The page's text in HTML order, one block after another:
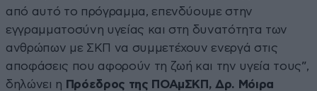
από αυτό το πρόγραμμα, επενδύουμε στην
εγγραμματοσύνη υγείας και στη δυνατότητα των
ανθρώπων με ΣΚΠ να συμμετέχουν ενεργά στις
αποφάσεις που αφορούν τη ζωή και την υγεία τους”,
δηλώνει η Πρόεδρος της ΠΟΑμΣΚΠ, Δρ. Μόιρα